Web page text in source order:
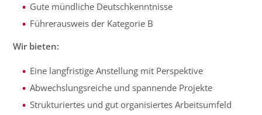
Gute mündliche Deutschkenntnisse
Führerausweis der Kategorie B
Wir bieten:
Eine langfristige Anstellung mit Perspektive
Abwechslungsreiche und spannende Projekte
Strukturiertes und gut organisiertes Arbeitsumfeld